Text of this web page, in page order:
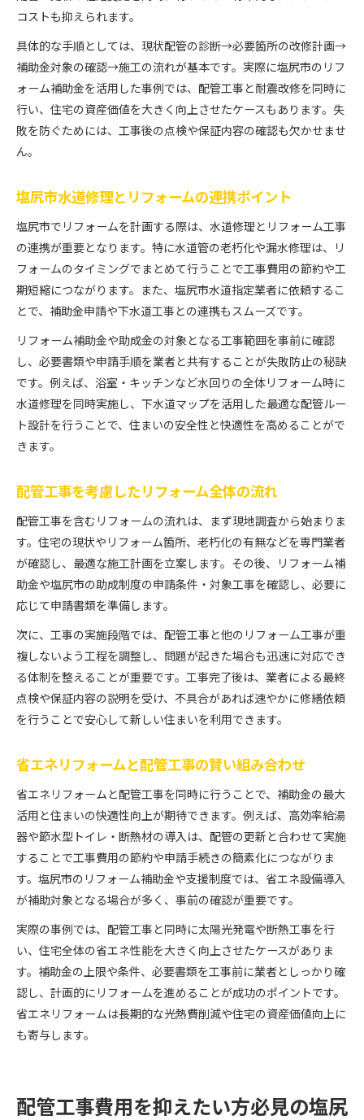
コストも抑えられます。
具体的な手順としては、現状配管の診断→必要箇所の改修計画→
補助金対象の確認→施工の流れが基本です。実際に塩尻市のリフ
ォーム補助金を活用した事例では、配管工事と耐震改修を同時に
行い、住宅の資産価値を大きく向上させたケースもあります。失
敗を防ぐためには、工事後の点検や保証内容の確認も欠かせませ
ん。
塩尻市水道修理とリフォームの連携ポイント
塩尻市でリフォームを計画する際は、水道修理とリフォーム工事
の連携が重要となります。特に水道管の老朽化や漏水修理は、リ
フォームのタイミングでまとめて行うことで工事費用の節約や工
期短縮につながります。また、塩尻市水道指定業者に依頼するこ
とで、補助金申請や下水道工事との連携もスムーズです。
リフォーム補助金や助成金の対象となる工事範囲を事前に確認
し、必要書類や申請手順を業者と共有することが失敗防止の秘訣
です。例えば、浴室・キッチンなど水回りの全体リフォーム時に
水道修理を同時実施し、下水道マップを活用した最適な配管ルー
ト設計を行うことで、住まいの安全性と快適性を高めることがで
きます。
配管工事を考慮したリフォーム全体の流れ
配管工事を含むリフォームの流れは、まず現地調査から始まりま
す。住宅の現状やリフォーム箇所、老朽化の有無などを専門業者
が確認し、最適な施工計画を立案します。その後、リフォーム補
助金や塩尻市の助成制度の申請条件・対象工事を確認し、必要に
応じて申請書類を準備します。
次に、工事の実施段階では、配管工事と他のリフォーム工事が重
複しないよう工程を調整し、問題が起きた場合も迅速に対応でき
る体制を整えることが重要です。工事完了後は、業者による最終
点検や保証内容の説明を受け、不具合があれば速やかに修繕依頼
を行うことで安心して新しい住まいを利用できます。
省エネリフォームと配管工事の賢い組み合わせ
省エネリフォームと配管工事を同時に行うことで、補助金の最大
活用と住まいの快適性向上が期待できます。例えば、高効率給湯
器や節水型トイレ・断熱材の導入は、配管の更新と合わせて実施
することで工事費用の節約や申請手続きの簡素化につながりま
す。塩尻市のリフォーム補助金や支援制度では、省エネ設備導入
が補助対象となる場合が多く、事前の確認が重要です。
実際の事例では、配管工事と同時に太陽光発電や断熱工事を行
い、住宅全体の省エネ性能を大きく向上させたケースがありま
す。補助金の上限や条件、必要書類を工事前に業者としっかり確
認し、計画的にリフォームを進めることが成功のポイントです。
省エネリフォームは長期的な光熱費削減や住宅の資産価値向上に
も寄与します。
配管工事費用を抑えたい方必見の塩尻